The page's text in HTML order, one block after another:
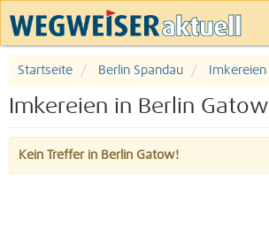
Startseite Berlin Spandau Imkereien
Imkereien in Berlin Gatow
Kein Treffer in Berlin Gatow!